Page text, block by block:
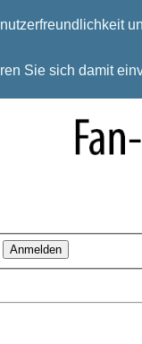
Sie sich damit